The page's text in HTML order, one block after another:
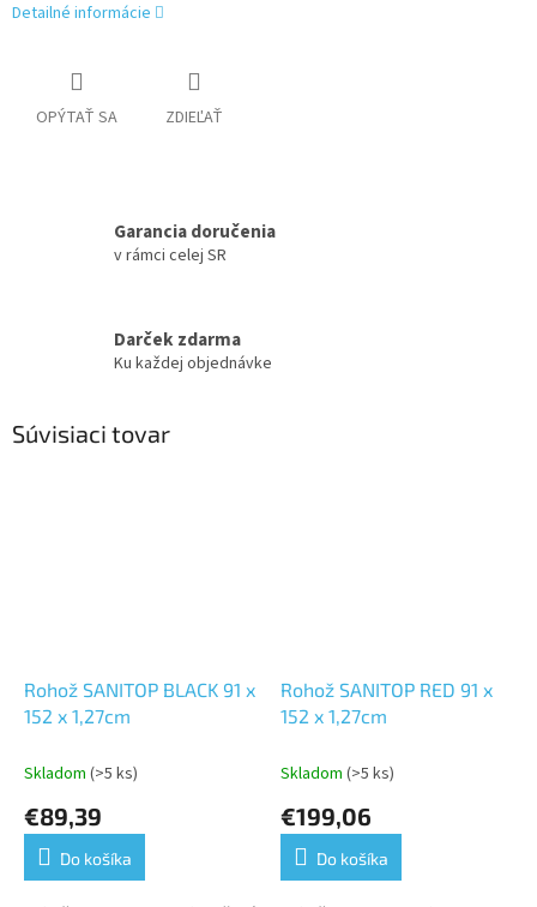
Detailné informácie
OPÝTAŤ SA ZDIEĽAŤ
Garancia doručenia
v rámci celej SR
Darček zdarma
Ku každej objednávke
Súvisiaci tovar
Rohož SANITOP BLACK 91 x
152 x 1,27cm
Skladom (>5 ks)
€89,39
Do košíka
Rohož SANITOP RED 91 x
152 x 1,27cm
Skladom (>5 ks)
€199,06
Do košíka